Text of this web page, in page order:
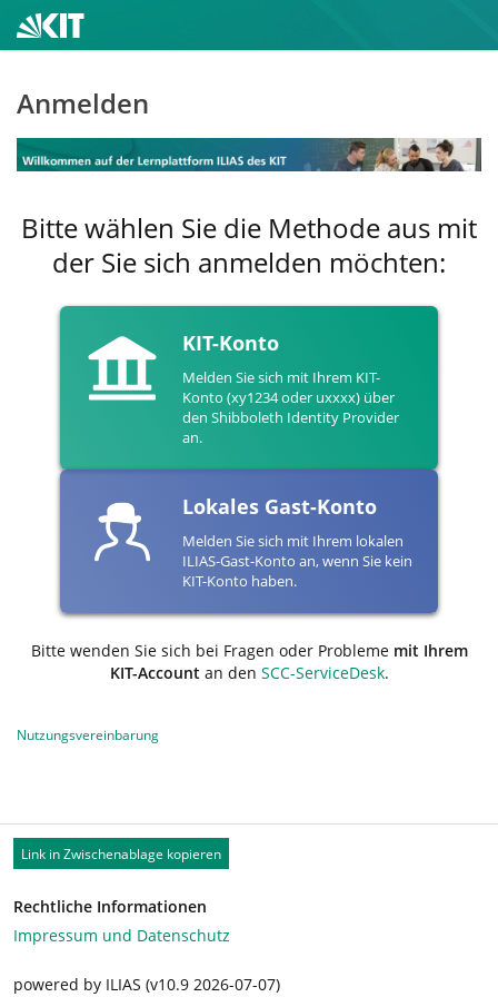
Anmelden
Bitte wählen Sie die Methode aus mit
der Sie sich anmelden möchten:
KIT-Konto
Melden Sie sich mit Ihrem KIT-
Konto (xy1234 oder uxxxx) über
den Shibboleth Identity Provider
an.
Lokales Gast-Konto
Melden Sie sich mit Ihrem lokalen
ILIAS-Gast-Konto an, wenn Sie kein
KIT-Konto haben.
Bitte wenden Sie sich bei Fragen oder Probleme mit Ihrem
KIT-Accountan den SCC-ServiceDesk.
Nutzungsvereinbarung
Link in Zwischenablage kopieren
Rechtliche Informationen
Impressum und Datenschutz
powered by ILIAS (v10.9 2026-07-07)